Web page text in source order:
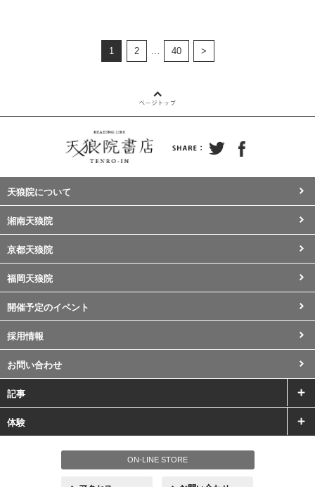
1 2 40 >
天狼院について
湘南天狼院
京都天狼院
福岡天狼院
開催予定のイベント
採用情報
お問い合わせ
記事
体験
ON-LINE STORE